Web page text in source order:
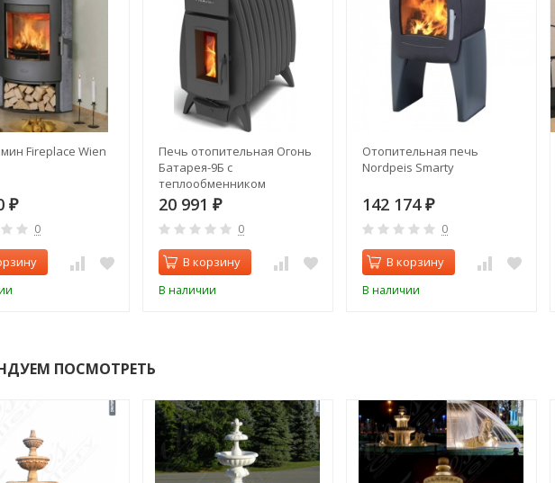
Fireplace Wien
₽
0
Печь отопительная Огонь
Батарея-9Б с
теплообменником
20 991 ₽
0
В корзину
В наличии
Отопительная печь
Nordpeis Smarty
142 174 ₽
0
В корзину
В наличии
ПОСМОТРЕТЬ